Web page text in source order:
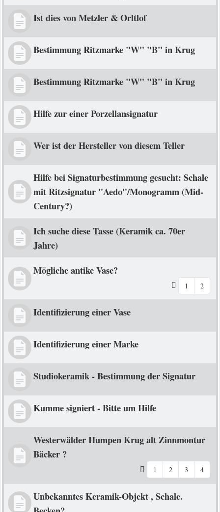
Ist dies von Metzler & Orltlof
Bestimmung Ritzmarke "W" "B" in Krug
Bestimmung Ritzmarke "W" "B" in Krug
Hilfe zur einer Porzellansignatur
Wer ist der Hersteller von diesem Teller
Hilfe bei Signaturbestimmung gesucht: Schale
mit Ritzsignatur "Aedo"/Monogramm (Mid-
Century?)
Ich suche diese Tasse (Keramik ca. 70er
Jahre)
Mögliche antike Vase?
1 2
Identifizierung einer Vase
Identifizierung einer Marke
Studiokeramik - Bestimmung der Signatur
Kumme signiert - Bitte um Hilfe
Westerwälder Humpen Krug alt Zinnmontur
Bäcker ?
1 2 3 4
Unbekanntes Keramik-Objekt , Schale.